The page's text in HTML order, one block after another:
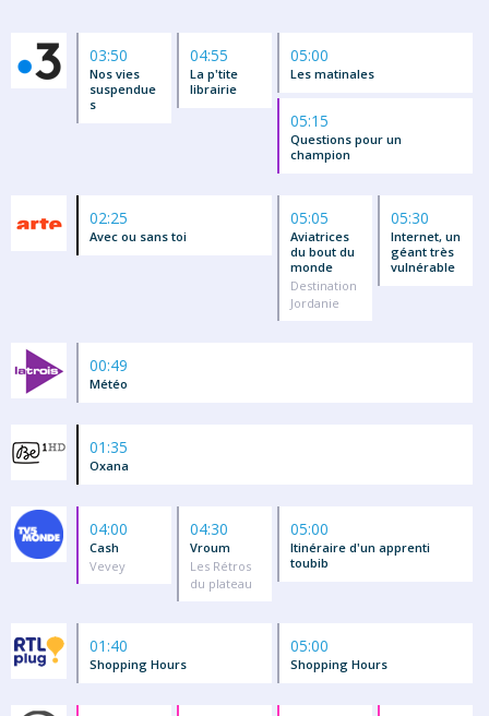
03:50
Nos vies
suspendue
s
04:55
La p'tite
librairie
05:00
Les matinales
05:15
Questions pour un
champion
02:25
Avec ou sans toi
05:05
Aviatrices
du bout du
monde
Destination
Jordanie
05:30
Internet, un
géant très
vulnérable
00:49
Météo
01:35
Oxana
04:00
Cash
Vevey
04:30
Vroum
Les Rétros
du plateau
05:00
Itinéraire d'un apprenti
toubib
01:40
Shopping Hours
05:00
Shopping Hours